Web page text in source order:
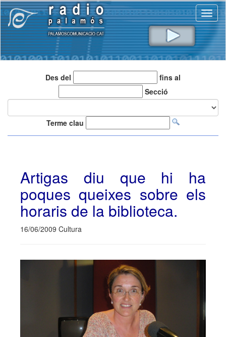
Des del
fins al
Secció
Terme clau
Artigas diu que hi ha
poques queixes sobre els
horaris de la biblioteca.
16/06/2009 Cultura